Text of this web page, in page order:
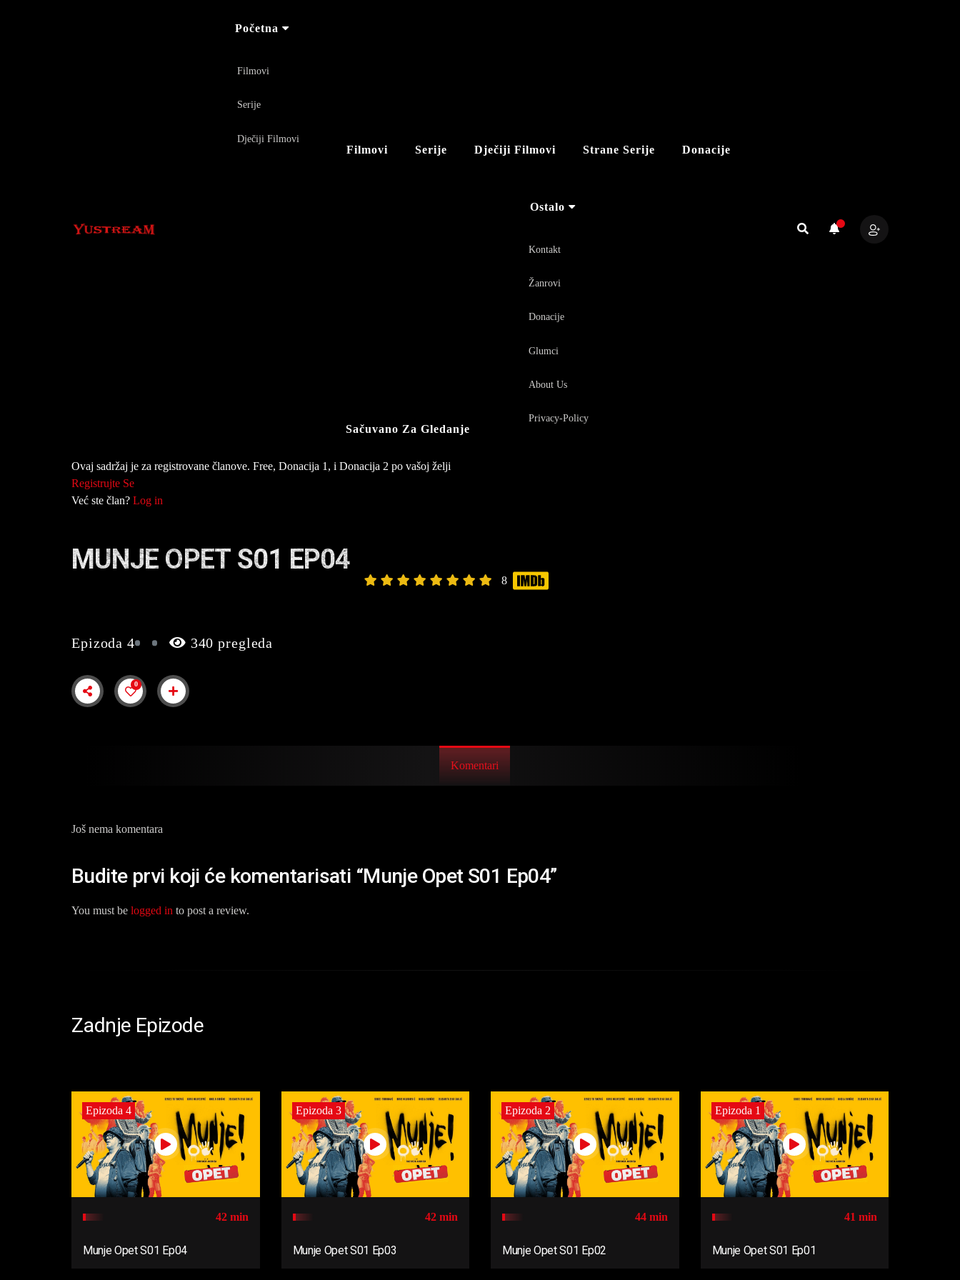
Početna
Filmovi
Serije
Dječiji Filmovi
Filmovi Serije Dječiji Filmovi Strane Serije Donacije
Sačuvano Za Gledanje
Ostalo
Kontakt
Žanrovi
Donacije
Glumci
About Us
Privacy-Policy
Ovaj sadržaj je za registrovane članove. Free, Donacija 1, i Donacija 2 po vašoj želji
Registrujte Se
Već ste član? Log in
MUNJE OPET S01 EP04
8
Epizoda 4 340 pregleda
0
Komentari
Još nema komentara
Budite prvi koji će komentarisati “Munje Opet S01 Ep04”
You must be logged in to post a review.
Zadnje Epizode
Epizoda 4
42 min
Munje Opet S01 Ep04
Epizoda 3
42 min
Munje Opet S01 Ep03
Epizoda 2
44 min
Munje Opet S01 Ep02
Epizoda 1
41 min
Munje Opet S01 Ep01